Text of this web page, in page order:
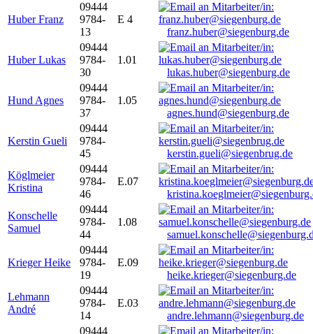
Huber Franz
09444
9784-
13
E 4
franz.huber@siegenburg.de
Huber Lukas
09444
9784-
30
1.01
lukas.huber@siegenburg.de
Hund Agnes
09444
9784-
37
1.05
agnes.hund@siegenburg.de
Kerstin Gueli
09444
9784-
45
kerstin.gueli@siegenbrug.de
Köglmeier
Kristina
09444
9784-
46
E.07
Konschelle
Samuel
09444
9784-
44
1.08
Krieger Heike
09444
9784-
19
E.09
heike.krieger@siegenburg.de
Lehmann
André
09444
9784-
14
E.03
andre.lehmann@siegenburg.de
09444